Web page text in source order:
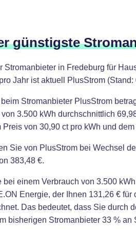
günstigste
Stromanbieter in Fredeburg für
Jahr ist aktuell PlusStrom (Stand:
Stromanbieter PlusStrom
3.500 kWh durchschnittlich
Preis von 30,90 ct pro kWh und
Sie von PlusStrom bei Wechsel
383,48 €.
bei einem Verbrauch von 3.500
Energie, der Ihnen 131,26 €
Das bedeutet, dass Sie durch
bisherigen Stromanbieter 33 % an